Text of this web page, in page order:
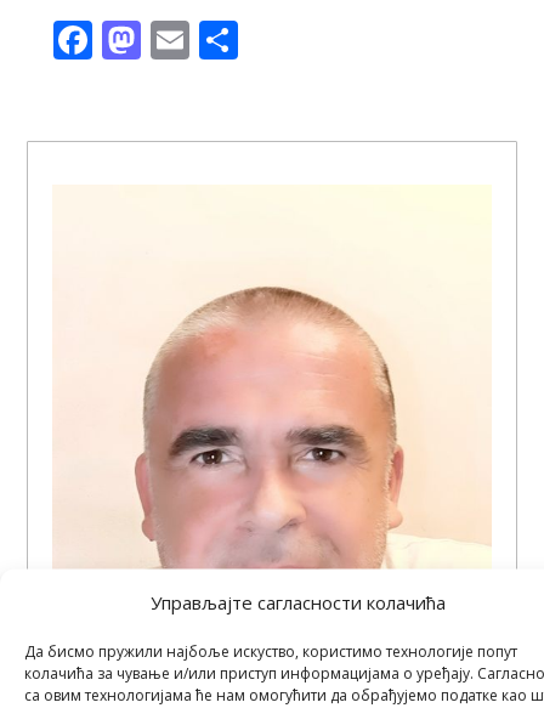
Управљајте сагласности колачића
Да бисмо пружили најбоље искуство, користимо технологије попут
колачића за чување и/или приступ информацијама о уређају.
са овим технологијама ће нам омогућити да обрађујемо податке као
Facebook
Mastodon
EmailShare